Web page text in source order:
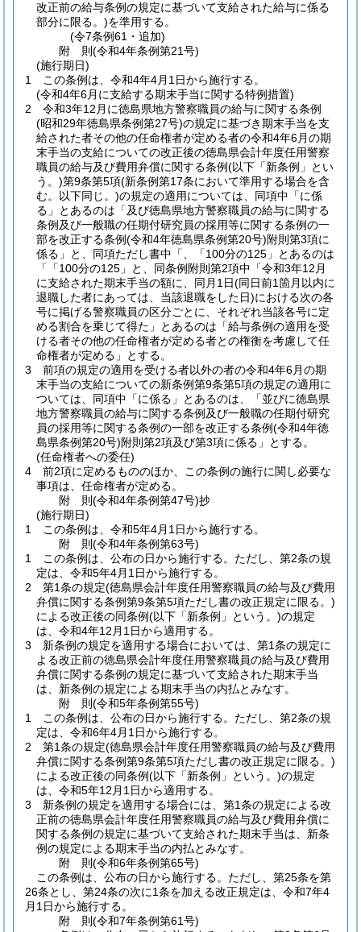
改正前の給与条例の規定に基づいて支給された給与に係る
部分に限る。)を準用する。
(令7条例61・追加)
附 則(令和4年条例第21号)
(施行期日)
1
この条例は、令和4年4月1日から施行する。
(令和4年6月に支給する期末手当に関する特例措置)
2
令和3年12月に徳島県地方警察職員の給与に関する条例
(昭和29年徳島県条例第27号)の規定に基づき期末手当を支
給された者その他の任命権者が定める者の令和4年6月の期
末手当の支給についての改正後の徳島県会計年度任用警察
職員の給与及び費用弁償に関する条例(以下「新条例」とい
う。)第9条第5項(新条例第17条において準用する場合を含
む。以下同じ。)の規定の適用については、同項中「に係
る」とあるのは「及び徳島県地方警察職員の給与に関する
条例及び一般職の任期付研究員の採用等に関する条例の一
部を改正する条例(令和4年徳島県条例第20号)附則第3項に
係る」と、同項ただし書中「、「100分の125」とあるのは
「「100分の125」と、同条例附則第2項中「令和3年12月
に支給された期末手当の額に、同月1日(同日前1箇月以内に
退職した者にあっては、当該退職をした日)における次の各
号に掲げる警察職員の区分ごとに、それぞれ当該各号に定
める割合を乗じて得た」とあるのは「給与条例の適用を受
ける者その他の任命権者が定める者との権衡を考慮して任
命権者が定める」とする。
3
前項の規定の適用を受ける者以外の者の令和4年6月の期
末手当の支給についての新条例第9条第5項の規定の適用に
ついては、同項中「に係る」とあるのは、「並びに徳島県
地方警察職員の給与に関する条例及び一般職の任期付研究
員の採用等に関する条例の一部を改正する条例(令和4年徳
島県条例第20号)附則第2項及び第3項に係る」とする。
(任命権者への委任)
4
前2項に定めるもののほか、この条例の施行に関し必要な
事項は、任命権者が定める。
附 則(令和4年条例第47号)抄
(施行期日)
1
この条例は、令和5年4月1日から施行する。
附 則(令和4年条例第63号)
1
この条例は、公布の日から施行する。 ただし、第2条の規
定は、令和5年4月1日から施行する。
2
第1条の規定(徳島県会計年度任用警察職員の給与及び費用
弁償に関する条例第9条第5項ただし書の改正規定に限る。)
による改正後の同条例(以下「新条例」という。)の規定
は、令和4年12月1日から適用する。
3
新条例の規定を適用する場合においては、第1条の規定に
よる改正前の徳島県会計年度任用警察職員の給与及び費用
弁償に関する条例の規定に基づいて支給された期末手当
は、新条例の規定による期末手当の内払とみなす。
附 則(令和5年条例第55号)
1
この条例は、公布の日から施行する。 ただし、第2条の規
定は、令和6年4月1日から施行する。
2
第1条の規定(徳島県会計年度任用警察職員の給与及び費用
弁償に関する条例第9条第5項ただし書の改正規定に限る。)
による改正後の同条例(以下「新条例」という。)の規定
は、令和5年12月1日から適用する。
3
新条例の規定を適用する場合には、第1条の規定による改
正前の徳島県会計年度任用警察職員の給与及び費用弁償に
関する条例の規定に基づいて支給された期末手当は、新条
例の規定による期末手当の内払とみなす。
附 則(令和6年条例第65号)
この条例は、公布の日から施行する。 ただし、第25条を第
26条とし、第24条の次に1条を加える改正規定は、令和7年4
月1日から施行する。
附 則(令和7年条例第61号)